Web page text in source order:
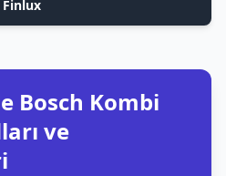
Finlux
Bosch Kombi
ve